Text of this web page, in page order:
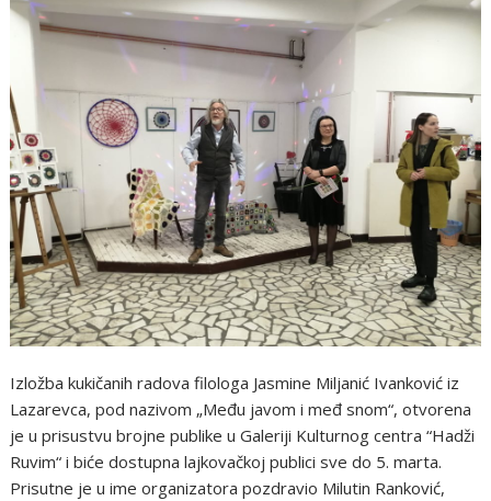
Izložba kukičanih radova filologa Jasmine Miljanić Ivanković iz
Lazarevca, pod nazivom „Među javom i međ snom“, otvorena
je u prisustvu brojne publike u Galeriji Kulturnog centra “Hadži
Ruvim“ i biće dostupna lajkovačkoj publici sve do 5. marta.
Prisutne je u ime organizatora pozdravio Milutin Ranković,